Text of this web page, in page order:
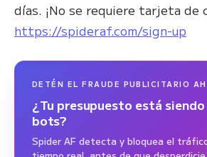
días. ¡No se requiere tarjeta de
https://spideraf.com/sign-up
DETÉN EL FRAUDE PUBLICITARIO
¿Tu presupuesto está
bots?
Spider AF detecta y bloquea el